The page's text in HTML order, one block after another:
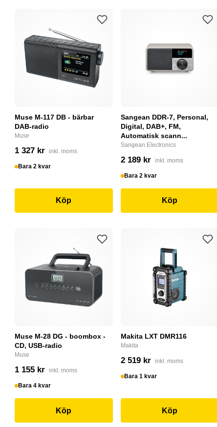
Muse M-117 DB - bärbar
DAB-radio
Muse
1 327 kr inkl. moms
Bara 2 kvar
Köp
Sangean DDR-7, Personal,
Digital, DAB+, FM,
Automatisk scann...
Sangean Electronics
2 189 kr inkl. moms
Bara 2 kvar
Köp
Muse M-28 DG - boombox -
CD, USB-radio
Muse
1 155 kr inkl. moms
Bara 4 kvar
Köp
Makita LXT DMR116
Makita
2 519 kr inkl. moms
Bara 1 kvar
Köp